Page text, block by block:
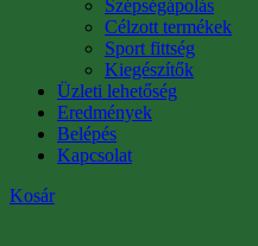
Szépségápolás
Célzott termékek
Sport fittség
Kiegészítők
Üzleti lehetőség
Eredmények
Belépés
Kapcsolat
Kosár